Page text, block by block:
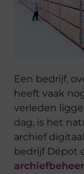
Een bedrijf,
heeft vaak
verleden
dag, is het
archief
bedrijf Dépot
archiefbeheer